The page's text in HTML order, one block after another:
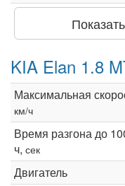
KIA Elan 1.8
Максимальная
км/ч
Время разгона до
ч, сек
Двигатель